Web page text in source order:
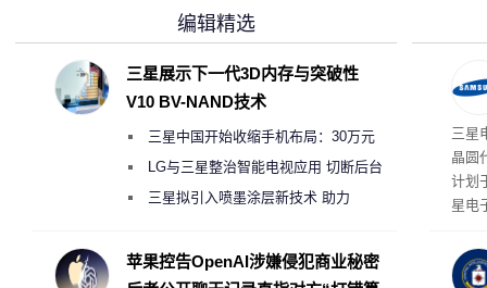
三星
晶圆
计划
星电
地
年实
编辑精选
三星展示下一代3D内存与突破性
V10 BV-NAND技术
三星中国开始收缩手机布局：30万元
月销售额不达标门店 将被逐步清退
LG与三星整治智能电视应用 切断后台
偷偷共享带宽的违规行为
三星拟引入喷墨涂层新技术 助力
度
苹果控告OpenAI涉嫌侵犯商业秘密